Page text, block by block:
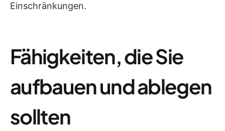
Einschränkungen.
Fähigkeiten, die Sie
aufbauen und ablegen
sollten